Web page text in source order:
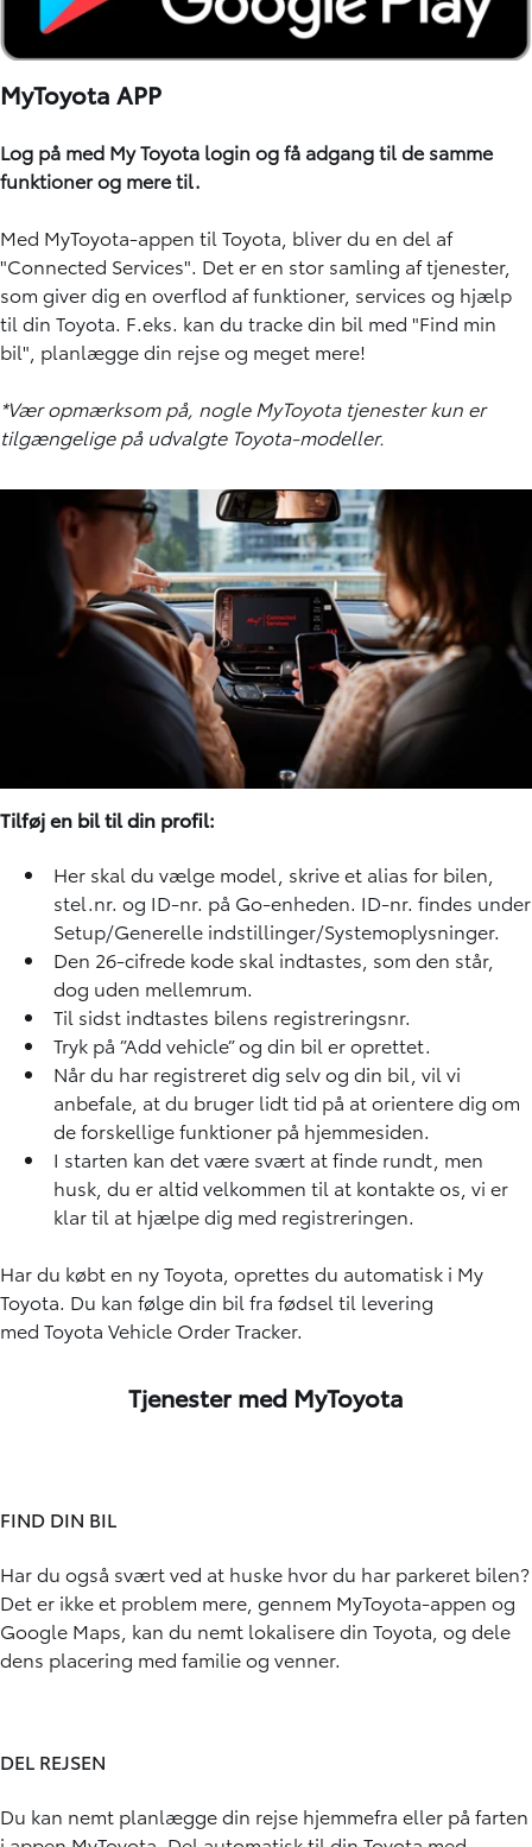
MyToyota APP
Log på med My Toyota login og få adgang til de samme
funktioner og mere til.
Med MyToyota-appen til Toyota, bliver du en del af
"Connected Services". Det er en stor samling af tjenester,
som giver dig en overflod af funktioner, services og hjælp
til din Toyota. F.eks. kan du tracke din bil med "Find min
bil", planlægge din rejse og meget mere!
*Vær opmærksom på, nogle MyToyota tjenester kun er
tilgængelige på udvalgte Toyota-modeller.
Tilføj en bil til din profil:
Her skal du vælge model, skrive et alias for bilen,
stel.nr. og ID-nr. på Go-enheden. ID-nr. findes under
Setup/Generelle indstillinger/Systemoplysninger.
Den 26-cifrede kode skal indtastes, som den står,
dog uden mellemrum.
Til sidst indtastes bilens registreringsnr.
Tryk på ”Add vehicle” og din bil er oprettet.
Når du har registreret dig selv og din bil, vil vi
anbefale, at du bruger lidt tid på at orientere dig om
de forskellige funktioner på hjemmesiden.
I starten kan det være svært at finde rundt, men
husk, du er altid velkommen til at kontakte os, vi er
klar til at hjælpe dig med registreringen.
Har du købt en ny Toyota, oprettes du automatisk i My
Toyota. Du kan følge din bil fra fødsel til levering
med Toyota Vehicle Order Tracker.
Tjenester med MyToyota
FIND DIN BIL
Har du også svært ved at huske hvor du har parkeret bilen?
Det er ikke et problem mere, gennem MyToyota-appen og
Google Maps, kan du nemt lokalisere din Toyota, og dele
dens placering med familie og venner.
DEL REJSEN
Du kan nemt planlægge din rejse hjemmefra eller på farten